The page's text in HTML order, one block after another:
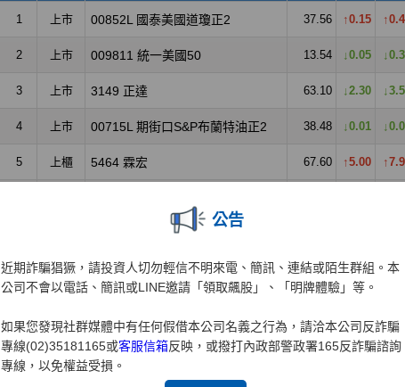
公告
近期詐騙猖獗，請投資人切勿輕信不明來電、簡訊、連結或陌生群組。本
公司不會以電話、簡訊或LINE邀請「領取飆股」、「明牌體驗」等。
如果您發現社群媒體中有任何假借本公司名義之行為，請洽本公司反詐騙
專線(02)35181165或客服信箱反映，或撥打內政部警政署165反詐騙諮詢
專線，以免權益受損。